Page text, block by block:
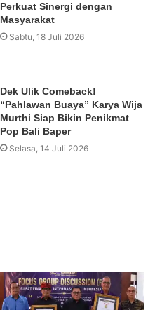
Perkuat Sinergi dengan
Masyarakat
Sabtu, 18 Juli 2026
Dek Ulik Comeback!
“Pahlawan Buaya” Karya Wija
Murthi Siap Bikin Penikmat
Pop Bali Baper
Selasa, 14 Juli 2026